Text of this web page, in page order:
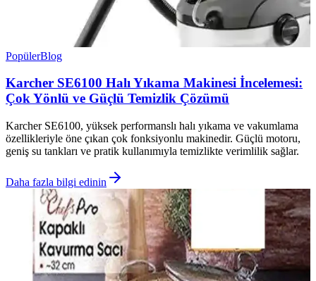
PopülerBlog
Karcher SE6100 Halı Yıkama Makinesi İncelemesi:
Çok Yönlü ve Güçlü Temizlik Çözümü
Karcher SE6100, yüksek performanslı halı yıkama ve vakumlama
özellikleriyle öne çıkan çok fonksiyonlu makinedir. Güçlü motoru,
geniş su tankları ve pratik kullanımıyla temizlikte verimlilik sağlar.
Daha fazla bilgi edinin